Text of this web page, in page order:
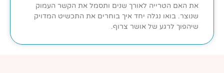
את האם הטרייה לאורך שנים ותסמל את הקשר העמוק
שנוצר. בואו נגלה יחד איך בוחרים את התכשיט המדויק
שיהפוך לרגע של אושר צרוף.